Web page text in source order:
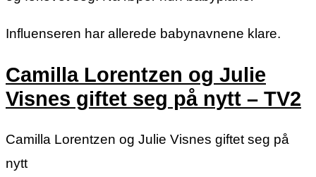
Influenseren har allerede babynavnene klare.
Camilla Lorentzen og Julie
Visnes giftet seg på nytt – TV2
Camilla Lorentzen og Julie Visnes giftet seg på
nytt